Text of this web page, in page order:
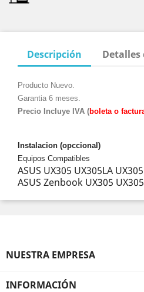
Descripción Detalles
Producto Nuevo.
Garantia 6 meses.
Precio Incluye IVA (boleta o
Instalacion (opccional)
Equipos Compatibles
ASUS UX305 UX305LA
ASUS Zenbook UX305
NUESTRA EMPRESA
INFORMACIÓN